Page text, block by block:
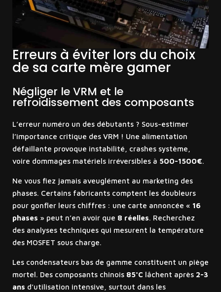
Erreurs à éviter lors du choix
de sa carte mère gamer
Négliger le VRM et le
refroidissement des composants
L’erreur numéro un des débutants ? Sous-estimer
l’importance critique des VRM ! Une alimentation
défaillante provoque instabilité, crashes système,
voire dommages matériels irréversibles à 500-1500€.
Ne vous fiez jamais aveuglément au marketing des
phases. Certains fabricants comptent les doubleurs
pour gonfler leurs chiffres : une carte annoncée « 16
phases » peut n’en avoir que 8 réelles. Recherchez
des analyses techniques qui mesurent la température
des MOSFET sous charge.
Les condensateurs bas de gamme constituent un piège
mortel. Des composants chinois 85°C lâchent après 2-3
ans d’utilisation intensive, surtout dans les